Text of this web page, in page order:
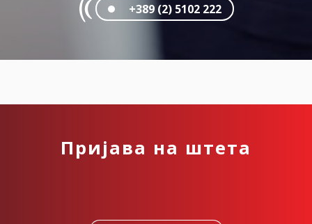
+389 (2) 5102 222
Пријава на штета